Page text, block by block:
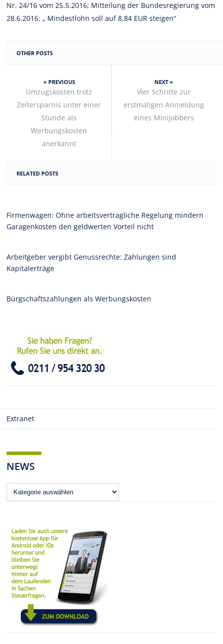
Nr. 24/16 vom 25.5.2016; Mitteilung der Bundesregierung vom
28.6.2016: „ Mindestlohn soll auf 8,84 EUR steigen“
OTHER POSTS
« PREVIOUS
Umzugskosten trotz
Zeitersparnis unter einer
Stunde als
Werbungskosten
anerkannt
NEXT »
Vier Schritte zur
erstmaligen Anmeldung
eines Minijobbers
RELATED POSTS
Firmenwagen: Ohne arbeitsvertragliche Regelung mindern
Garagenkosten den geldwerten Vorteil nicht
Arbeitgeber vergibt Genussrechte: Zahlungen sind
Kapitalerträge
Bürgschaftszahlungen als Werbungskosten
Extranet
NEWS
News